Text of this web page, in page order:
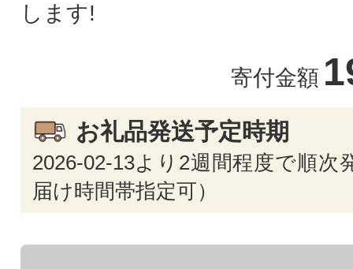
します!
寄付金額
お礼品発送予定時期
2026-02-13より2週間程度で順次
届け時間帯指定可）